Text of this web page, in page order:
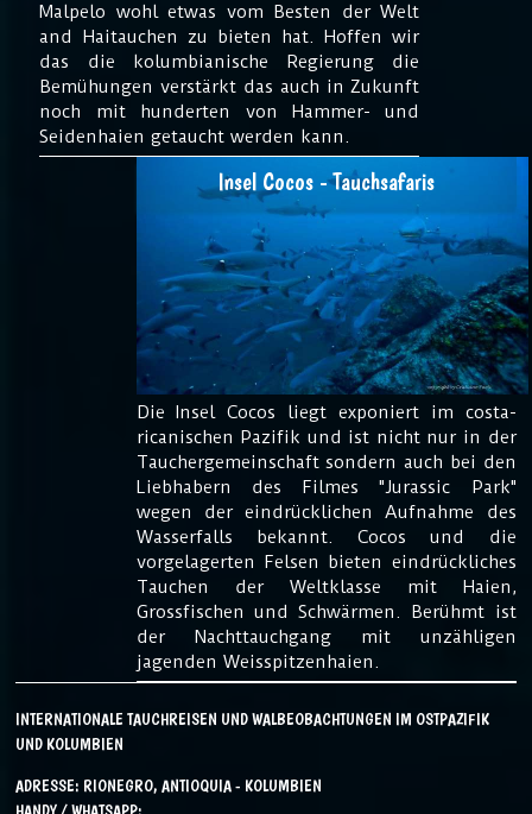
Malpelo wohl etwas vom Besten der Welt
and Haitauchen zu bieten hat. Hoffen wir
das die kolumbianische Regierung die
Bemühungen verstärkt das auch in Zukunft
noch mit hunderten von Hammer- und
Seidenhaien getaucht werden kann.
Insel Cocos - Tauchsafaris
Die Insel Cocos liegt exponiert im costa-
ricanischen Pazifik und ist nicht nur in der
Tauchergemeinschaft sondern auch bei den
Liebhabern des Filmes "Jurassic Park"
wegen der eindrücklichen Aufnahme des
Wasserfalls bekannt. Cocos und die
vorgelagerten Felsen bieten eindrückliches
Tauchen der Weltklasse mit Haien,
Grossfischen und Schwärmen. Berühmt ist
der Nachttauchgang mit unzähligen
jagenden Weisspitzenhaien.
INTERNATIONALE TAUCHREISEN UND WALBEOBACHTUNGEN IM OSTPAZIFIK
UND KOLUMBIEN
ADRESSE: RIONEGRO, ANTIOQUIA - KOLUMBIEN